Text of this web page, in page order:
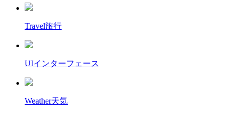
Travel旅行
UIインターフェース
Weather天気